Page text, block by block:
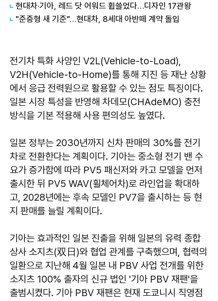
현대차·기아, 레드 닷 어워드 휩쓸었다…디자인 17관왕
"준중형 새 기준"…현대차, 8세대 아반떼 계약 돌입
전기차 특화 사양인 V2L(Vehicle-to-Load),
V2H(Vehicle-to-Home)를 통해 지진 등 재난 상황
에서 응급 전력원으로 활용할 수 있는 점도 특징이다.
일본 시장 특성을 반영해 차데모(CHAdeMO) 충전
방식을 기본 적용해 사용 편의성도 높였다.
일본 정부는 2030년까지 신차 판매의 30%를 전기
차로 전환한다는 계획이다. 기아는 중소형 전기 밴 수
요가 증가함에 따라 PV5 패신저와 카고 모델을 먼저
출시한 뒤 PV5 WAV(휠체어차)로 라인업을 확대하
고, 2028년에는 후속 모델인 PV7을 출시하는 등 현
지 판매를 늘릴 계획이다.
기아는 효과적인 일본 진출을 위해 일본의 유력 종합
상사 소지츠(双日)와 협업 관계를 구축했으며, 협력의
일환으로 지난해 4월 일본 내 PBV 사업 전개를 위한
소지츠 100% 출자의 신규 법인 '기아 PBV 재팬'을
출범시켰다. 기아 PBV 재팬은 현재 도쿄니시 직영점